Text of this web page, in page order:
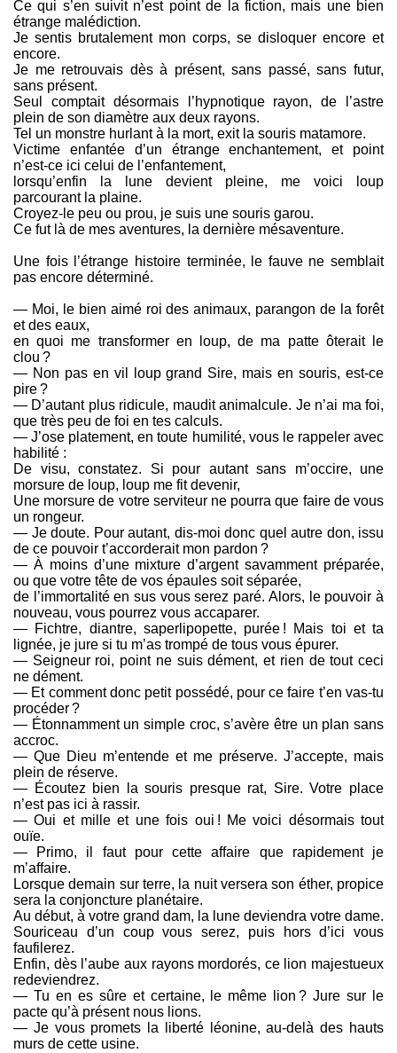
Ce qui s’en suivit n’est point de la fiction, mais une bien
étrange malédiction.
Je sentis brutalement mon corps, se disloquer encore et
encore.
Je me retrouvais dès à présent, sans passé, sans futur,
sans présent.
Seul comptait désormais l’hypnotique rayon, de l’astre
plein de son diamètre aux deux rayons.
Tel un monstre hurlant à la mort, exit la souris matamore.
Victime enfantée d’un étrange enchantement, et point
n’est-ce ici celui de l’enfantement,
lorsqu’enfin la lune devient pleine, me voici loup
parcourant la plaine.
Croyez-le peu ou prou, je suis une souris garou.
Ce fut là de mes aventures, la dernière mésaventure.
Une fois l’étrange histoire terminée, le fauve ne semblait
pas encore déterminé.
— Moi, le bien aimé roi des animaux, parangon de la forêt
et des eaux,
en quoi me transformer en loup, de ma patte ôterait le
clou ?
— Non pas en vil loup grand Sire, mais en souris, est-ce
pire ?
— D’autant plus ridicule, maudit animalcule. Je n’ai ma foi,
que très peu de foi en tes calculs.
— J’ose platement, en toute humilité, vous le rappeler avec
habilité :
De visu, constatez. Si pour autant sans m’occire, une
morsure de loup, loup me fit devenir,
Une morsure de votre serviteur ne pourra que faire de vous
un rongeur.
— Je doute. Pour autant, dis-moi donc quel autre don, issu
de ce pouvoir t’accorderait mon pardon ?
— À moins d’une mixture d’argent savamment préparée,
ou que votre tête de vos épaules soit séparée,
de l’immortalité en sus vous serez paré. Alors, le pouvoir à
nouveau, vous pourrez vous accaparer.
— Fichtre, diantre, saperlipopette, purée ! Mais toi et ta
lignée, je jure si tu m’as trompé de tous vous épurer.
— Seigneur roi, point ne suis dément, et rien de tout ceci
ne dément.
— Et comment donc petit possédé, pour ce faire t’en vas-tu
procéder ?
— Étonnamment un simple croc, s’avère être un plan sans
accroc.
— Que Dieu m’entende et me préserve. J’accepte, mais
plein de réserve.
— Écoutez bien la souris presque rat, Sire. Votre place
n’est pas ici à rassir.
— Oui et mille et une fois oui ! Me voici désormais tout
ouïe.
— Primo, il faut pour cette affaire que rapidement je
m’affaire.
Lorsque demain sur terre, la nuit versera son éther, propice
sera la conjoncture planétaire.
Au début, à votre grand dam, la lune deviendra votre dame.
Souriceau d’un coup vous serez, puis hors d’ici vous
faufilerez.
Enfin, dès l’aube aux rayons mordorés, ce lion majestueux
redeviendrez.
— Tu en es sûre et certaine, le même lion ? Jure sur le
pacte qu’à présent nous lions.
— Je vous promets la liberté léonine, au-delà des hauts
murs de cette usine.